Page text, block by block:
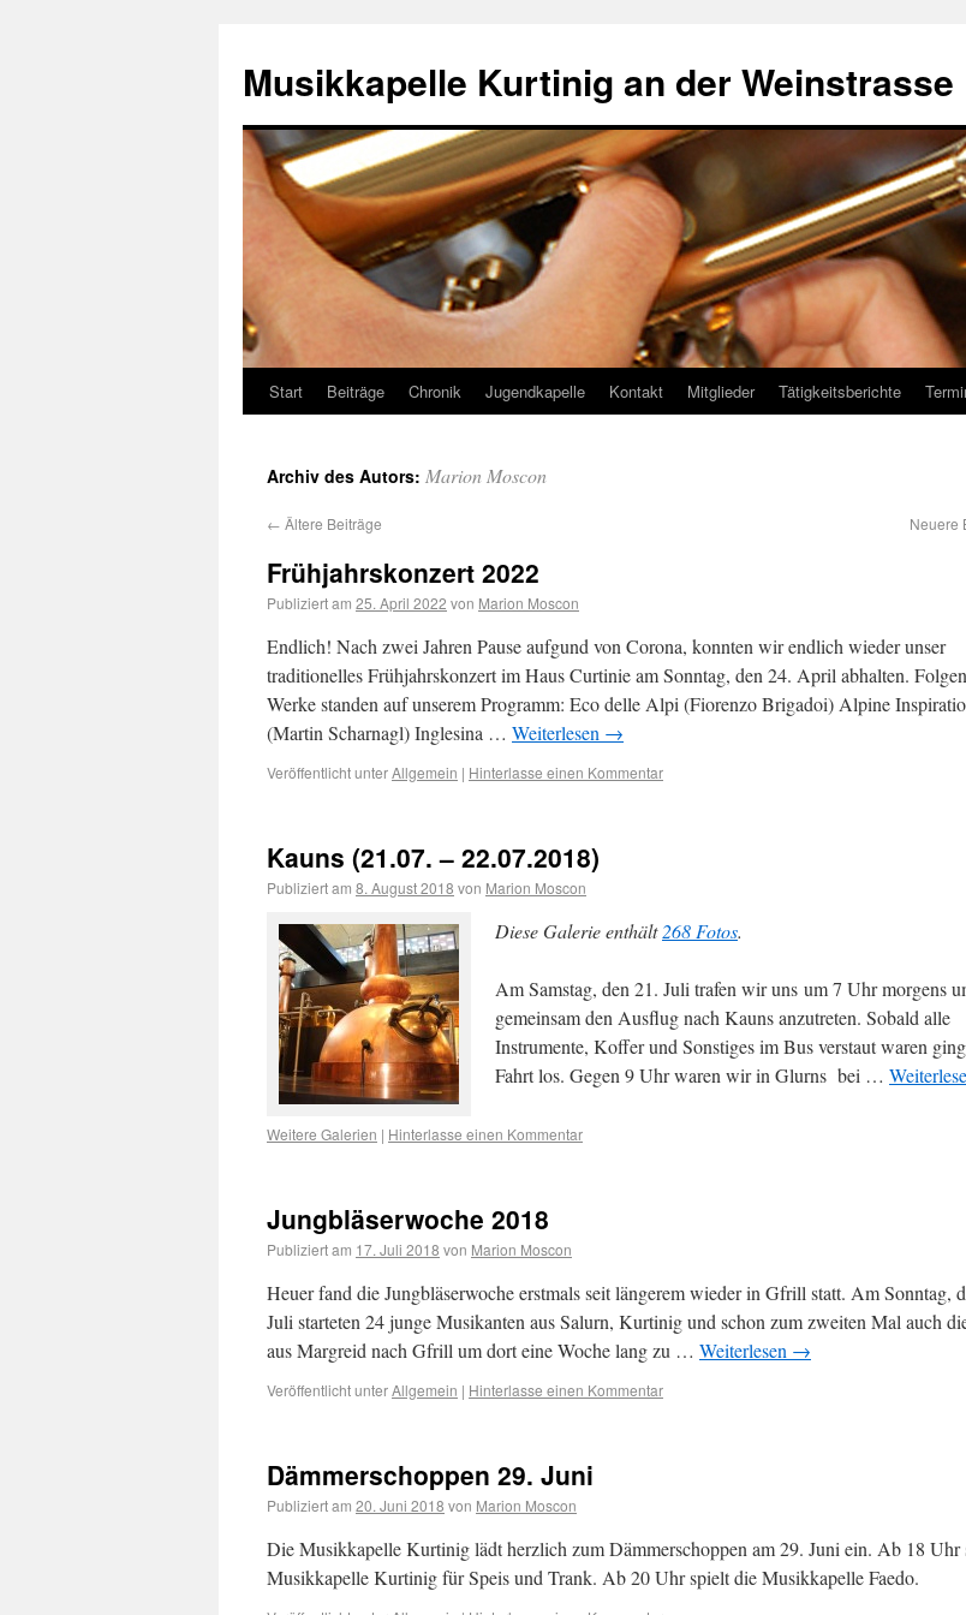
Musikkapelle Kurtinig an der Weinstrasse
Start Beiträge Chronik Jugendkapelle Kontakt Mitglieder Tätigkeitsberichte
Archiv des Autors: Marion Moscon
← Ältere Beiträge Neuere
Frühjahrskonzert 2022
Publiziert am 25. April 2022 von Marion Moscon
Endlich! Nach zwei Jahren Pause aufgund von Corona, konnten wir endlich wieder unser
traditionelles Frühjahrskonzert im Haus Curtinie am Sonntag, den 24. April abhalten.
Werke standen auf unserem Programm: Eco delle Alpi (Fiorenzo Brigadoi) Alpine
(Martin Scharnagl) Inglesina … Weiterlesen →
Veröffentlicht unterAllgemein | Hinterlasse einen Kommentar
Kauns (21.07. – 22.07.2018)
Publiziert am 8. August 2018 von Marion Moscon
Diese Galerie enthält268 Fotos.
Am Samstag, den 21. Juli trafen wir uns um 7 Uhr morgens
gemeinsam den Ausflug nach Kauns anzutreten. Sobald alle
Instrumente, Koffer und Sonstiges im Bus verstaut waren
Fahrt los. Gegen 9 Uhr waren wir in Glurns bei …
Weitere Galerien | Hinterlasse einen Kommentar
Jungbläserwoche 2018
Publiziert am 17. Juli 2018 von Marion Moscon
Heuer fand die Jungbläserwoche erstmals seit längerem wieder in Gfrill statt. Am Sonntag,
Juli starteten 24 junge Musikanten aus Salurn, Kurtinig und schon zum zweiten Mal auch
aus Margreid nach Gfrill um dort eine Woche lang zu … Weiterlesen →
Veröffentlicht unterAllgemein | Hinterlasse einen Kommentar
Dämmerschoppen 29. Juni
Publiziert am 20. Juni 2018 von Marion Moscon
Die Musikkapelle Kurtinig lädt herzlich zum Dämmerschoppen am 29. Juni ein. Ab 18 Uhr
Musikkapelle Kurtinig für Speis und Trank. Ab 20 Uhr spielt die Musikkapelle Faedo.